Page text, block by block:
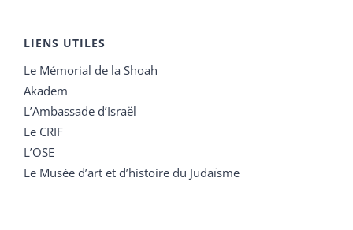
LIENS UTILES
Le Mémorial de la Shoah
Akadem
L’Ambassade d’Israël
Le CRIF
L’OSE
Le Musée d’art et d’histoire du Judaïsme